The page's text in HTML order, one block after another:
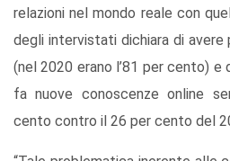
relazioni nel mondo reale con
degli intervistati dichiara di avere
(nel 2020 erano l’81 per cento) e
fa nuove conoscenze online
cento contro il 26 per cento del